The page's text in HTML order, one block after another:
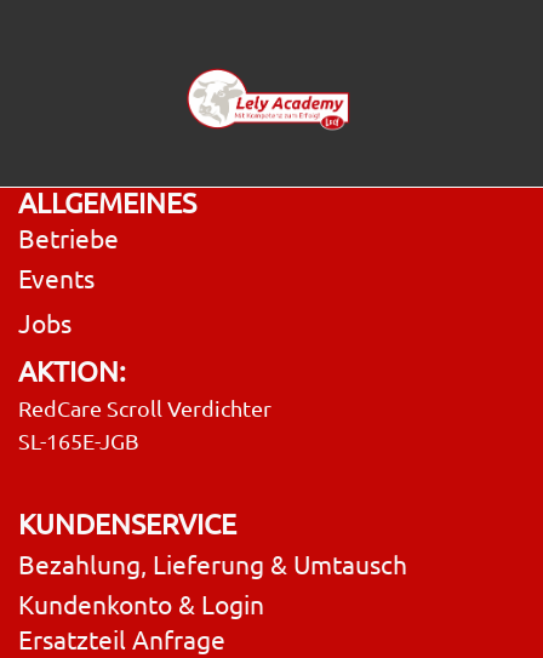
ALLGEMEINES
Betriebe
Events
Jobs
AKTION:
RedCare Scroll Verdichter
SL-165E-JGB
KUNDENSERVICE
Bezahlung, Lieferung & Umtausch
Kundenkonto & Login
Ersatzteil Anfrage